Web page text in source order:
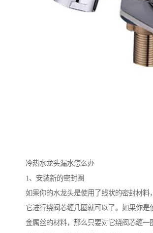
冷热水龙头漏水怎么办
1、安装新的密封圈
如果你的水龙头是使用了线状的密封材料
它进行绕阀芯缠几圈就可以了。如果你是
金属丝的材料，那么只要对它绕阀芯缠一